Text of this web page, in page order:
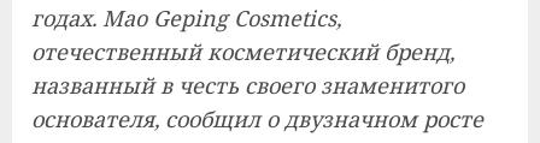
годах. Mao Geping Cosmetics,
отечественный косметический бренд,
названный в честь своего знаменитого
основателя, сообщил о двузначном росте